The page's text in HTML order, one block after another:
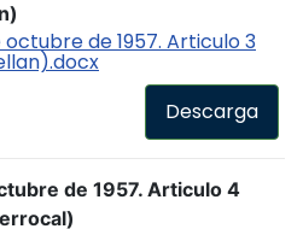
octubre de 1957. Articulo 3
Descarga
de 1957. Articulo 4